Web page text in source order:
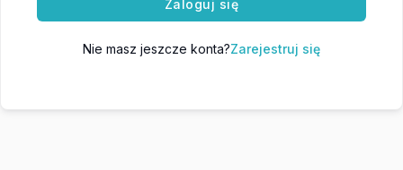
Zaloguj się
Nie masz jeszcze konta?Zarejestruj się